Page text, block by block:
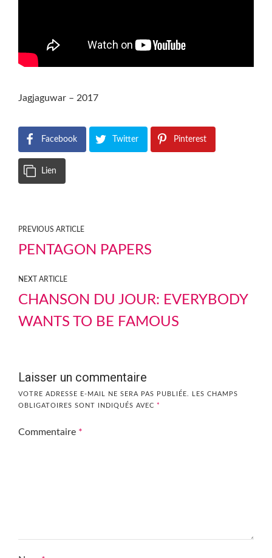
Jagjaguwar – 2017
Facebook Twitter Pinterest
Lien
PREVIOUS ARTICLE
PENTAGON PAPERS
NEXT ARTICLE
CHANSON DU JOUR: EVERYBODY
WANTS TO BE FAMOUS
Laisser un commentaire
VOTRE ADRESSE E-MAIL NE SERA PAS PUBLIÉE.
LES CHAMPS
OBLIGATOIRES SONT INDIQUÉS AVEC *
Commentaire *